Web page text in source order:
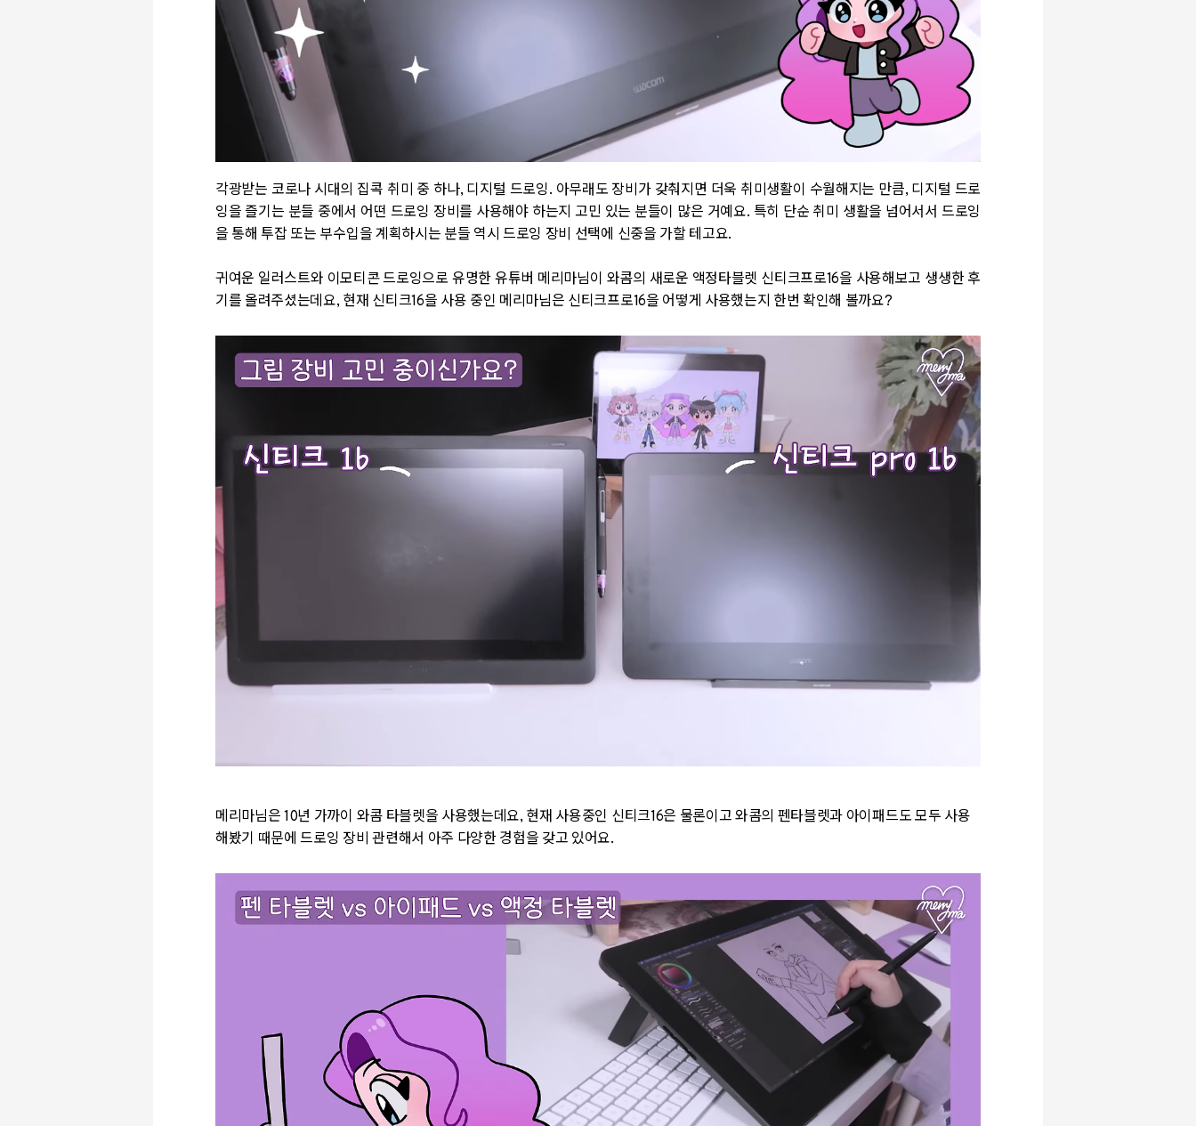
각광받는 코로나 시대의 집콕 취미 중 하나, 디지털 드로잉. 아무래도 장비가 갖춰지면 더욱 취미생활이 수월해지는 만큼, 디지털 드로
잉을 즐기는 분들 중에서 어떤 드로잉 장비를 사용해야 하는지 고민 있는 분들이 많은 거예요. 특히 단순 취미 생활을 넘어서서 드로잉
을 통해 투잡 또는 부수입을 계획하시는 분들 역시 드로잉 장비 선택에 신중을 가할 테고요.
귀여운 일러스트와 이모티콘 드로잉으로 유명한 유튜버 메리마님이 와콤의 새로운 액정타블렛 신티크프로16을 사용해보고 생생한 후
기를 올려주셨는데요, 현재 신티크16을 사용 중인 메리마님은 신티크프로16을 어떻게 사용했는지 한번 확인해 볼까요?
메리마님은 10년 가까이 와콤 타블렛을 사용했는데요, 현재 사용중인 신티크16은 물론이고 와콤의 펜타블렛과 아이패드도 모두 사용
해봤기 때문에 드로잉 장비 관련해서 아주 다양한 경험을 갖고 있어요.